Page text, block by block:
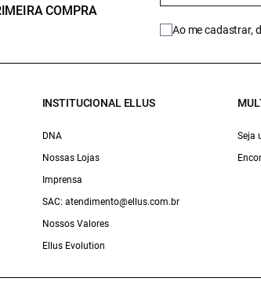
COMPRA
Ao me cadastrar,
INSTITUCIONAL ELLUS
DNA
Nossas Lojas
Imprensa
SAC: atendimento@ellus.com.br
Nossos Valores
Ellus Evolution
Seja